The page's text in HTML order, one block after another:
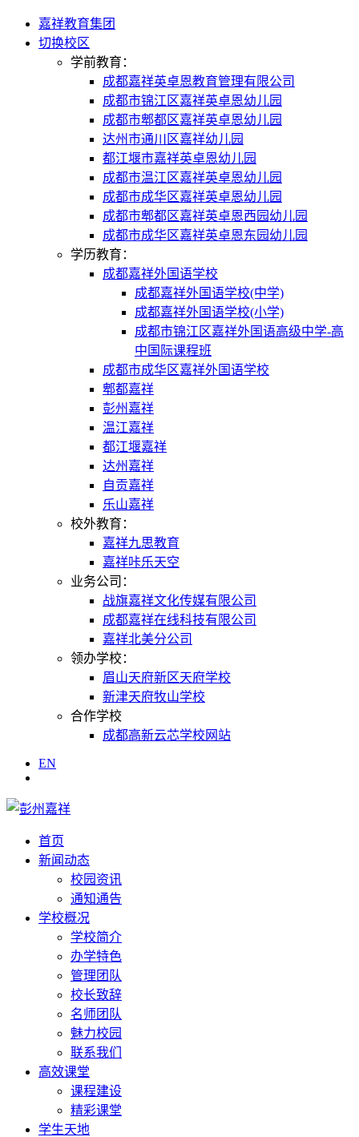
嘉祥教育集团
切换校区
学前教育：
成都嘉祥英卓恩教育管理有限公司
成都市锦江区嘉祥英卓恩幼儿园
成都市郫都区嘉祥英卓恩幼儿园
达州市通川区嘉祥幼儿园
都江堰市嘉祥英卓恩幼儿园
成都市温江区嘉祥英卓恩幼儿园
成都市成华区嘉祥英卓恩幼儿园
成都市郫都区嘉祥英卓恩西园幼儿园
成都市成华区嘉祥英卓恩东园幼儿园
学历教育：
成都嘉祥外国语学校
成都嘉祥外国语学校(中学)
成都嘉祥外国语学校(小学)
成都市锦江区嘉祥外国语高级中学-高
中国际课程班
成都市成华区嘉祥外国语学校
郫都嘉祥
彭州嘉祥
温江嘉祥
都江堰嘉祥
达州嘉祥
自贡嘉祥
乐山嘉祥
校外教育：
嘉祥九思教育
嘉祥咔乐天空
业务公司：
战旗嘉祥文化传媒有限公司
成都嘉祥在线科技有限公司
嘉祥北美分公司
领办学校：
眉山天府新区天府学校
新津天府牧山学校
合作学校
成都高新云芯学校网站
EN
首页
新闻动态
校园资讯
通知通告
学校概况
学校简介
办学特色
管理团队
校长致辞
名师团队
魅力校园
联系我们
高效课堂
课程建设
精彩课堂
学生天地